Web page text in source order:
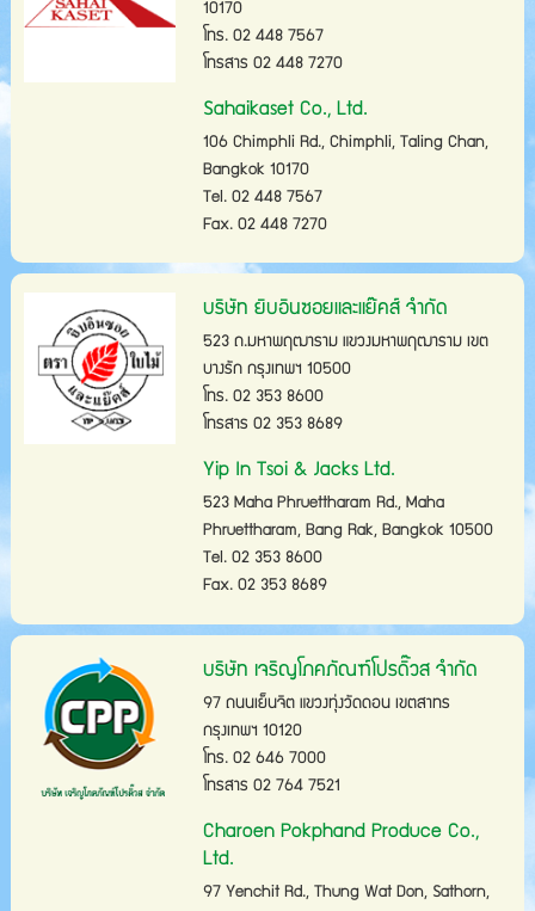
10170
โทร. 02 448 7567
โทรสาร 02 448 7270
Sahaikaset Co., Ltd.
106 Chimphli Rd., Chimphli, Taling Chan,
Bangkok 10170
Tel. 02 448 7567
Fax. 02 448 7270
บริษัท ยิบอินซอยและแย๊คส์ จำกัด
523 ถ.มหาพฤฒาราม แขวงมหาพฤฒาราม เขต
บางรัก กรุงเทพฯ 10500
โทร. 02 353 8600
โทรสาร 02 353 8689
Yip In Tsoi & Jacks Ltd.
523 Maha Phruettharam Rd., Maha
Phruettharam, Bang Rak, Bangkok 10500
Tel. 02 353 8600
Fax. 02 353 8689
บริษัท เจริญโภคภัณฑ์โปรดิ๊วส จำกัด
97 ถนนเย็นจิต แขวงทุ่งวัดดอน เขตสาทร
กรุงเทพฯ 10120
โทร. 02 646 7000
โทรสาร 02 764 7521
Charoen Pokphand Produce Co.,
Ltd.
97 Yenchit Rd., Thung Wat Don, Sathorn,